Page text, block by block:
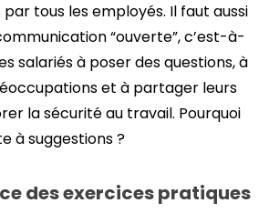
tous les employés. Il faut aussi
“ouverte”, c’est-à-
salariés à poser des questions, à
et à partager leurs
la sécurité au travail. Pourquoi
à suggestions ?
des exercices pratiques